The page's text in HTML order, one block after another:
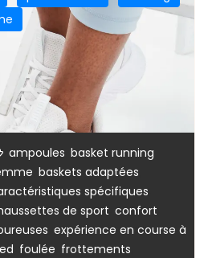
ampoules basket running
baskets adaptées
spécifiques
de sport confort
expérience en course à
foulée frottements